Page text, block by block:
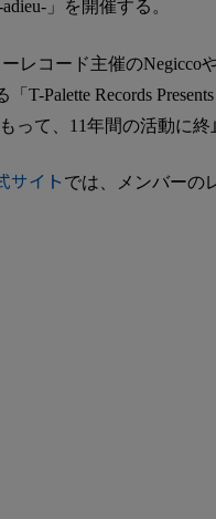
」を開催する。
レコード主催のNegicco
T-Palette Records
って、11年間の活動に
サイト では、メンバーの